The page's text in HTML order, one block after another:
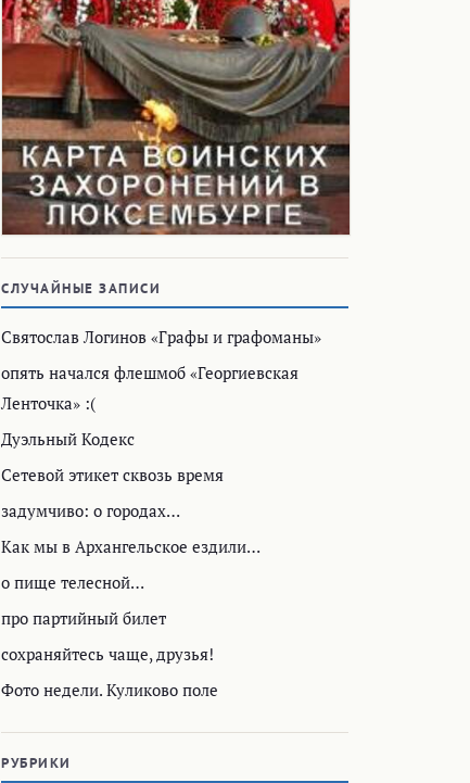
СЛУЧАЙНЫЕ ЗАПИСИ
Святослав Логинов «Графы и графоманы»
опять начался флешмоб «Георгиевская
Ленточка» :(
Дуэльный Кодекс
Сетевой этикет сквозь время
задумчиво: o городах…
Как мы в Архангельское ездили…
о пище телесной…
про партийный билет
сохраняйтесь чаще, друзья!
Фото недели. Куликово поле
РУБРИКИ